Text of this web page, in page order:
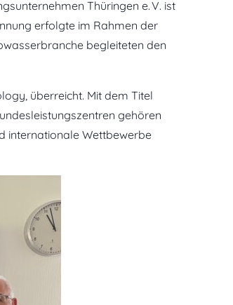
Thüringen e. V. ist
erfolgte im Rahmen der
begleiteten den
überreicht. Mit dem Titel
gehören
internationale Wettbewerbe